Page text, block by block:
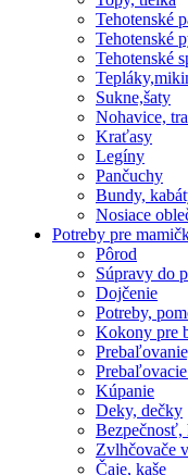
Tehotenské
Tehotenské
Tehotenské
Sukne,šaty
Nohavice,
Kraťasy
Legíny
Pančuchy
Bundy,
Nosiace
Potreby pre
Pôrod
Súpravy do
Dojčenie
Potreby,
Kokony pre
Kúpanie
Deky, dečky
Bezpečnosť,
Zvlhčovače
Čaje, kaše